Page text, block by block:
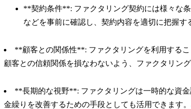
**契約条件**: ファクタリング契約には様々な
などを事前に確認し、契約内容を適切に把握す
**顧客との関係性**: ファクタリングを利用する
顧客との信頼関係を損なわないよう、ファクタリン
**長期的な視野**: ファクタリングは一時的な資
金繰りを改善するための手段としても活用できます